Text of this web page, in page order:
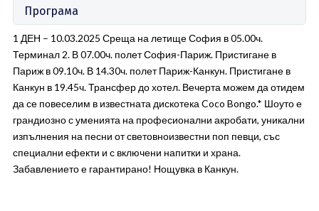
Програма
1 ДЕН – 10.03.2025 Среща на летище София в 05.00ч.
Терминал 2. В 07.00ч. полет София-Париж. Пристигане в
Париж в 09.10ч. В 14.30ч. полет Париж-Канкун. Пристигане в
Канкун в 19.45ч. Трансфер до хотел. Вечерта можем да отидем
да се повеселим в известната дискотека Coco Bongo.* Шоуто е
грандиозно с уменията на професионални акробати, уникални
изпълнения на песни от световноизвестни поп певци, със
специални ефекти и с включени напитки и храна.
Забавлението е гарантирано! Нощувка в Канкун.